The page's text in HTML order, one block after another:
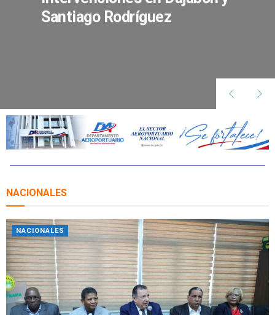
Santiago Rodríguez
NACIONALES
NACIONALES